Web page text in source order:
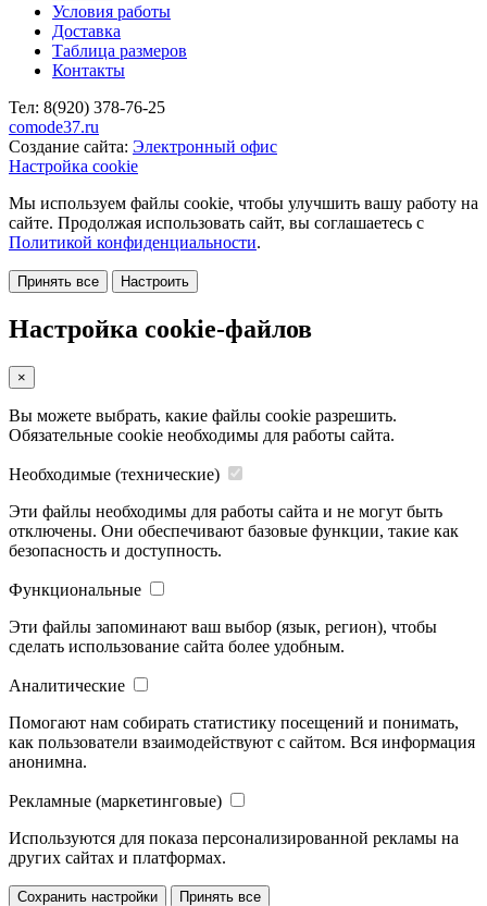
Условия работы
Доставка
Таблица размеров
Контакты
Тел: 8(920) 378-76-25
comode37.ru
Создание сайта: Электронный офис
Настройка cookie
Мы используем файлы cookie, чтобы улучшить вашу работу на
сайте. Продолжая использовать сайт, вы соглашаетесь с
Политикой конфиденциальности.
Принять все Настроить
Настройка cookie-файлов
×
Вы можете выбрать, какие файлы cookie разрешить.
Обязательные cookie необходимы для работы сайта.
Необходимые (технические)
Эти файлы необходимы для работы сайта и не могут быть
отключены. Они обеспечивают базовые функции, такие как
безопасность и доступность.
Функциональные
Эти файлы запоминают ваш выбор (язык, регион), чтобы
сделать использование сайта более удобным.
Аналитические
Помогают нам собирать статистику посещений и понимать,
как пользователи взаимодействуют с сайтом. Вся информация
анонимна.
Рекламные (маркетинговые)
Используются для показа персонализированной рекламы на
других сайтах и платформах.
Сохранить настройки Принять все